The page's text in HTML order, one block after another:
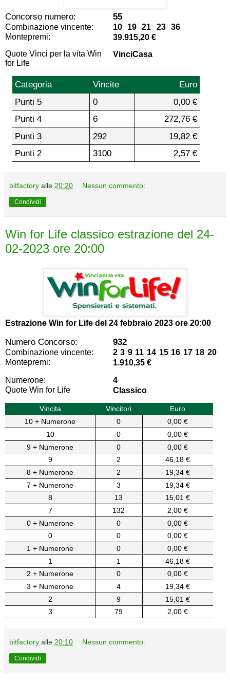
Concorso numero: 55
Combinazione vincente:
10 19 21 23 36
Montepremi:
39.915,20 €
Quote Vinci per la vita Win
for Life
VinciCasa
Categoria Vincite
Euro
Punti 5
0
0,00 €
Punti 4
6
272,76 €
Punti 3
292
19,82 €
Punti 2
3100 2,57 €
bitfactory alle 20:20 Nessun commento:
Condividi
Win for Life classico estrazione del 24-
02-2023 ore 20:00
Estrazione Win for Life del 24 febbraio 2023 ore 20:00
Numero Concorso: 932
Combinazione vincente:
2 3 9 11 14 15 16 17 18 20
Montepremi:
1.910,35 €
Numerone:
4
Quote Win for Life
Classico
Vincita Vincitori
Euro
10 + Numerone
0
0,00 €
10
0
0,00 €
9 + Numerone
0
0,00 €
9
2
46,18 €
8 + Numerone
2
19,34 €
7 + Numerone
3
19,34 €
8
13
15,01 €
7
132
2,00 €
0 + Numerone
0
0,00 €
0
0
0,00 €
1 + Numerone
0
0,00 €
1
1
46,18 €
2 + Numerone
0
0,00 €
3 + Numerone
4
19,34 €
2
9
15,01 €
3
79 2,00 €
bitfactory alle 20:10 Nessun commento:
Condividi